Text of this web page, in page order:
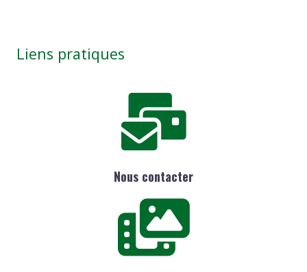
Liens pratiques
Nous contacter